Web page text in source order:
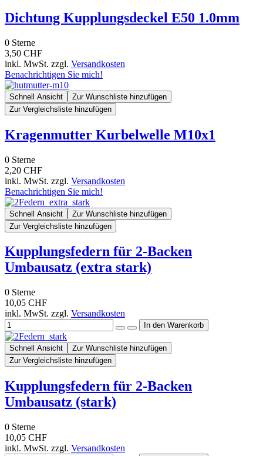
Dichtung Kupplungsdeckel E50 1.0mm
0 Sterne
3,50 CHF
inkl. MwSt. zzgl. Versandkosten
Benachrichtigen Sie mich!
Schnell Ansicht
Zur Wunschliste hinzufügen
Zur Vergleichsliste hinzufügen
Kragenmutter Kurbelwelle M10x1
0 Sterne
2,20 CHF
inkl. MwSt. zzgl. Versandkosten
Benachrichtigen Sie mich!
Schnell Ansicht
Zur Wunschliste hinzufügen
Zur Vergleichsliste hinzufügen
Kupplungsfedern für 2-Backen
Umbausatz (extra stark)
0 Sterne
10,05 CHF
inkl. MwSt. zzgl. Versandkosten
Schnell Ansicht
Zur Wunschliste hinzufügen
Zur Vergleichsliste hinzufügen
Kupplungsfedern für 2-Backen
Umbausatz (stark)
0 Sterne
10,05 CHF
inkl. MwSt. zzgl. Versandkosten